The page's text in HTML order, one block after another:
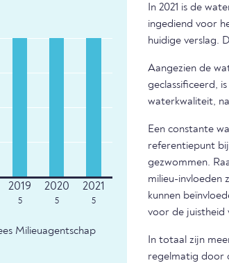
5 5 5
Milieuagentschap
In 2021 is de
ingediend voor
huidige verslag.
Aangezien de
geclassificeerd,
waterkwaliteit,
Een constante
referentiepunt
gezwommen.
milieu-invloeden
kunnen
voor de juistheid
In totaal zijn
regelmatig door